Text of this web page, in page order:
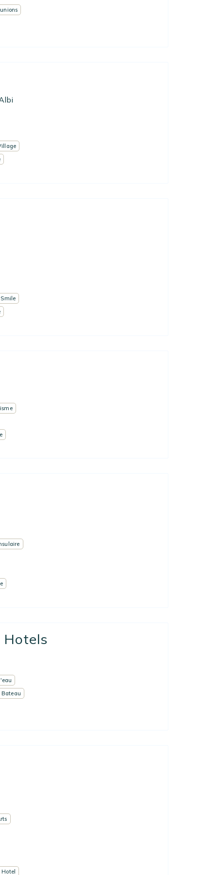
Hotels
Bateau